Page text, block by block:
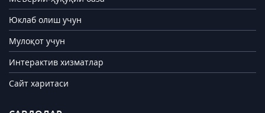
Юклаб олиш учун
Мулоқот учун
Интерактив хизматлар
Сайт харитаси